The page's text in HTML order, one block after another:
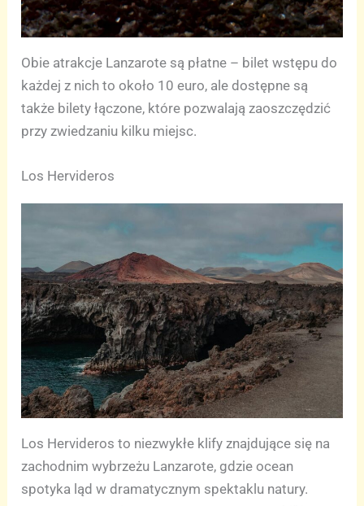
Obie atrakcje Lanzarote są płatne – bilet wstępu do
każdej z nich to około 10 euro, ale dostępne są
także bilety łączone, które pozwalają zaoszczędzić
przy zwiedzaniu kilku miejsc.
Los Hervideros
Los Hervideros to niezwykłe klify znajdujące się na
zachodnim wybrzeżu Lanzarote, gdzie ocean
spotyka ląd w dramatycznym spektaklu natury.